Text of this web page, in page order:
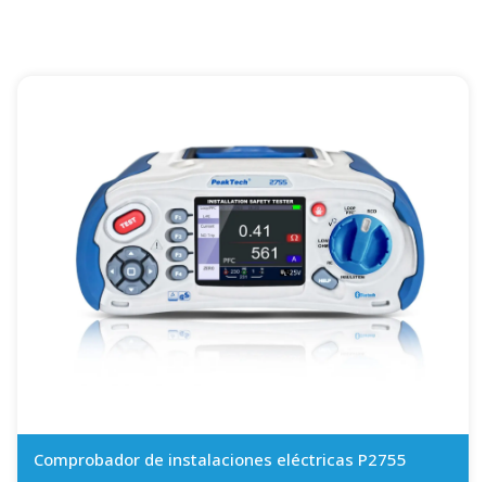
Comprobador de instalaciones eléctricas P2755